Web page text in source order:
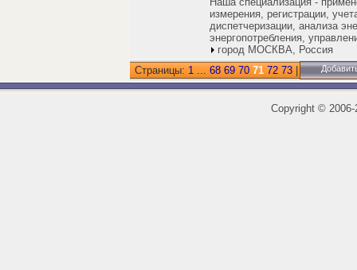
измерения, регистрации,
диспетчеризации, анализа
энергопотребления,
город МОСКВА, Россия
Страницы: 1 ... 68 69 70 71 72 73
Copyright ©